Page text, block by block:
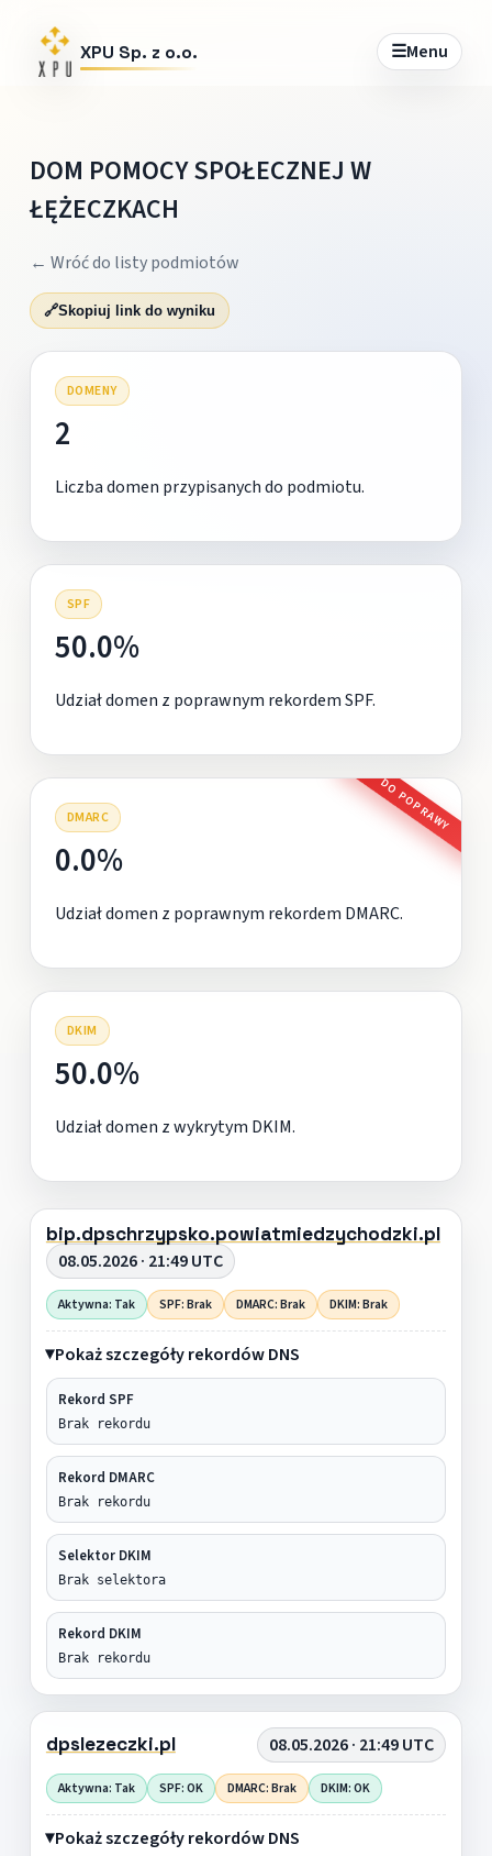
XPU Sp. z o.o. ☰Menu
DOM POMOCY SPOŁECZNEJ W
ŁĘŻECZKACH
← Wróć do listy podmiotów
🔗Skopiuj link do wyniku
DOMENY
2
Liczba domen przypisanych do podmiotu.
SPF
50.0%
Udział domen z poprawnym rekordem SPF.
DMARC DO POPRAWY
0.0%
Udział domen z poprawnym rekordem DMARC.
DKIM
50.0%
Udział domen z wykrytym DKIM.
bip.dpschrzypsko.powiatmiedzychodzki.pl
08.05.2026 · 21:49 UTC
Aktywna: Tak SPF: Brak DMARC: Brak DKIM: Brak
Pokaż szczegóły rekordów DNS
Rekord SPF
Brak rekordu
Rekord DMARC
Brak rekordu
Selektor DKIM
Brak selektora
Rekord DKIM
Brak rekordu
dpslezeczki.pl 08.05.2026 · 21:49 UTC
Aktywna: Tak SPF: OK DMARC: Brak DKIM: OK
Pokaż szczegóły rekordów DNS